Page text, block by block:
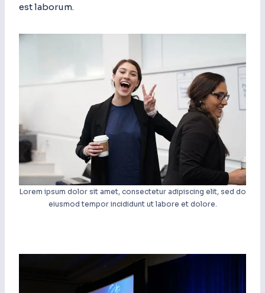
est laborum.
Lorem ipsum dolor sit amet, consectetur adipiscing elit, sed do
eiusmod tempor incididunt ut labore et dolore.